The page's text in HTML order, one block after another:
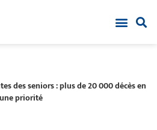
des seniors : plus de 20 000 décès en
priorité